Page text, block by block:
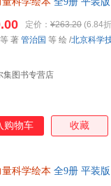
定价： ¥263.20 (6.84
集图书专营店
等 著 管治国 等 绘 /北京科学
购物车 收藏
科学绘本 全9册 平装